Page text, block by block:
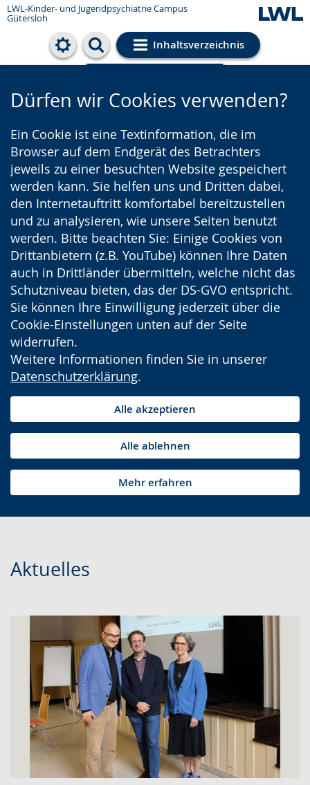
LWL-Kinder- und Jugendpsychiatrie Campus
Gütersloh
Inhaltsverzeichnis
Cookie-Einstellungen
Dürfen wir Cookies verwenden?
Ein Cookie ist eine Textinformation, die im
Browser auf dem Endgerät des Betrachters
jeweils zu einer besuchten Website gespeichert
werden kann. Sie helfen uns und Dritten dabei,
den Internetauftritt komfortabel bereitzustellen
und zu analysieren, wie unsere Seiten benutzt
werden. Bitte beachten Sie: Einige Cookies von
Drittanbietern (z.B. YouTube) können Ihre Daten
auch in Drittländer übermitteln, welche nicht das
Schutzniveau bieten, das der DS-GVO entspricht.
Sie können Ihre Einwilligung jederzeit über die
Cookie-Einstellungen unten auf der Seite
widerrufen.
Weitere Informationen finden Sie in unserer
Datenschutzerklärung.
Alle akzeptieren
Alle ablehnen
Mehr erfahren
Aktuelles